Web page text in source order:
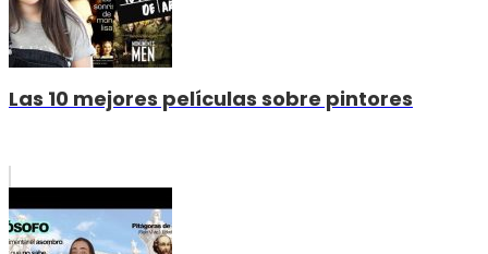
Las 10 mejores películas sobre pintores